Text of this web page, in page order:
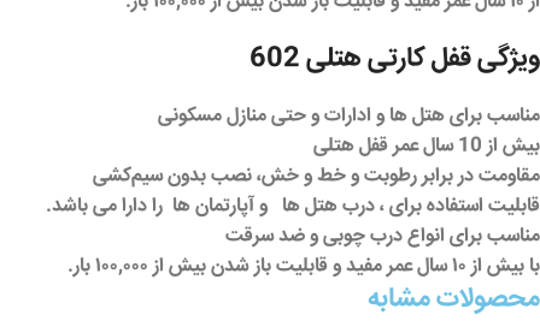
ویژگی قفل کارتی هتلی 602
مناسب برای هتل ها و ادارات و حتی منازل مسکونی
بیش از 10 سال عمر قفل هتلی
مقاومت در برابر رطوبت و خط و خش، نصب بدون سیم‌کشی
قابلیت استفاده برای ، درب هتل ها و آپارتمان ها را دارا می باشد.
مناسب برای انواع درب چوبی و ضد سرقت
با بیش از ۱۰ سال عمر مفید و قابلیت باز شدن بیش از ۱۰۰,۰۰۰ بار.
محصولات مشابه